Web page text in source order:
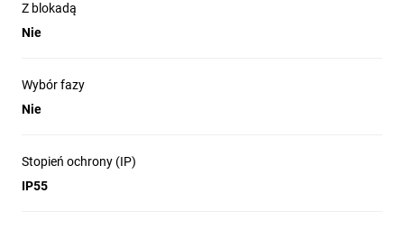
Z blokadą
Nie
Wybór fazy
Nie
Stopień ochrony (IP)
IP55